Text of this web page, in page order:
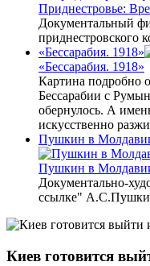
Приднестровье:
Документальный
приднестровского
«Бессарабия. 1918»
«Бессарабия. 1918»
Картина подробно
Бессарабии с
обернулось. А
искусственно
Пушкин в
Пушкин в
Документально-
ссылке"
Киев готовится